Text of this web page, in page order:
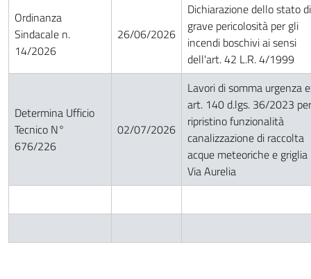
Ordinanza
Sindacale n.
14/2026
26/06/2026
Dichiarazione dello stato di
grave pericolosità per gli
incendi boschivi ai sensi
dell'art. 42 L.R. 4/1999
Determina Ufficio
Tecnico N°
676/226
02/07/2026
Lavori di somma urgenza
art. 140 d.lgs. 36/2023 per
ripristino funzionalità
canalizzazione di raccolta
acque meteoriche e griglia
Via Aurelia